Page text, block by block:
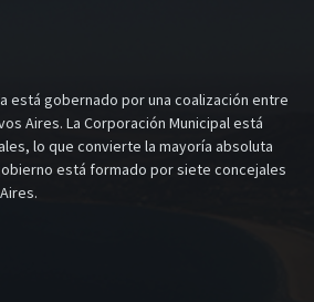
está gobernado por una coalización entre
Aires. La Corporación Municipal está
lo que convierte la mayoría absoluta
está formado por siete concejales